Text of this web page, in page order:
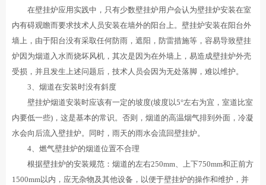
在壁挂炉应用实践中，只有少数壁挂炉用户会认为壁挂炉安装在室
内有碍观瞻而要求技术人员安装在墙外的阳台上。壁挂炉安装在阳台外
墙上，由于阳台没有采取任何防雨，遮阳，防雷措施等，容易导致壁挂
炉因为烟道入水而烧坏风机，其次是因为在外墙上，易造成壁挂炉外壳
受损，并且发生上述问题后，技术人员会因为无处落脚，难以维护。
3、烟道在安装时没有斜度
壁挂炉烟道安装时应该有一定的坡度(坡度以5°左右为宜，室道比室
内要低一些)，这是基本的常识。否则，烟道的高温烟气排到外面，冷凝
水会向后流入壁挂炉。同时，雨天的雨水会流回壁挂炉。
4、燃气壁挂炉的烟道位置不合理
根据壁挂炉的安装规范：烟道的左右250mm、上下750mm和正前方
1500mm以内，应无杂物及其他设备，以便于壁挂炉的操作和维护，并